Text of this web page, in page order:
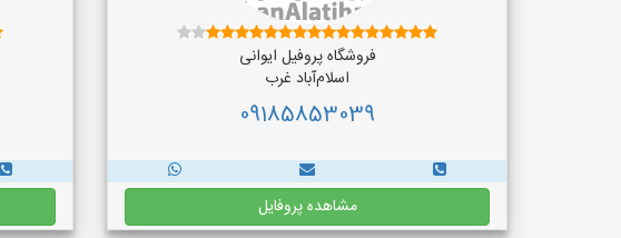
فروشگاه پروفیل ایوانی
اسلام‌آباد غرب
09185853039
مشاهده پروفایل